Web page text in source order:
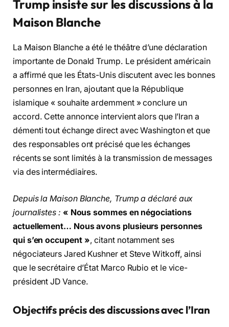
Trump insiste sur les discussions à la
Maison Blanche
La Maison Blanche a été le théâtre d’une déclaration
importante de Donald Trump. Le président américain
a affirmé que les États-Unis discutent avec les bonnes
personnes en Iran, ajoutant que la République
islamique « souhaite ardemment » conclure un
accord. Cette annonce intervient alors que l’Iran a
démenti tout échange direct avec Washington et que
des responsables ont précisé que les échanges
récents se sont limités à la transmission de messages
via des intermédiaires.
Depuis la Maison Blanche, Trump a déclaré aux
journalistes : « Nous sommes en négociations
actuellement… Nous avons plusieurs personnes
qui s’en occupent », citant notamment ses
négociateurs Jared Kushner et Steve Witkoff, ainsi
que le secrétaire d’État Marco Rubio et le vice-
président JD Vance.
Objectifs précis des discussions avec l’Iran